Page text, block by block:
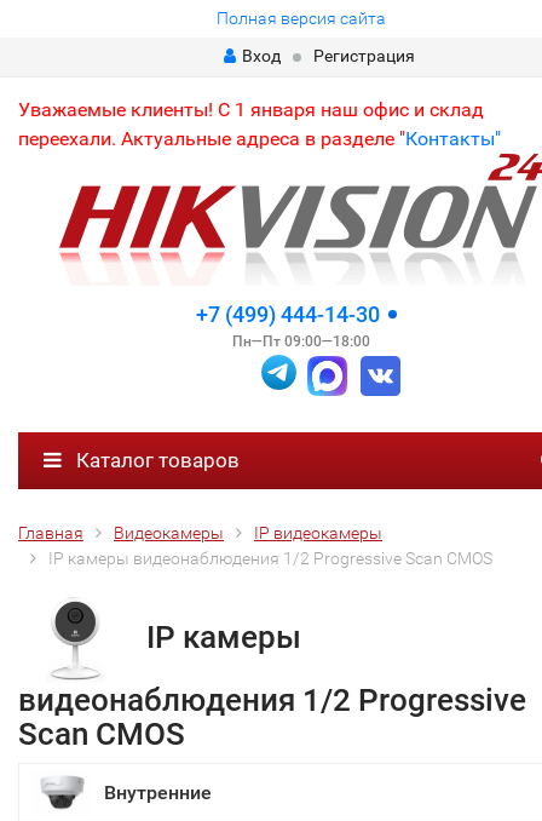
Полная версия сайта
Вход
Регистрация
Уважаемые клиенты! С 1 января наш офис и склад
переехали. Актуальные адреса в разделе "Контакты"
+7 (499) 444-14-30
Пн—Пт 09:00—18:00
Каталог товаров
Главная Видеокамеры
IP видеокамеры
IP камеры видеонаблюдения 1/2 Progressive Scan CMOS
IP камеры
видеонаблюдения 1/2 Progressive
Scan CMOS
Внутренние